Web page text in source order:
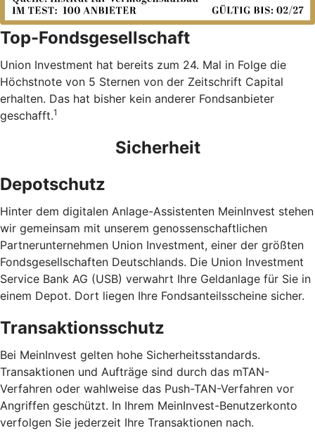
Top-Fondsgesellschaft
Union Investment hat bereits zum 24. Mal in Folge die
Höchstnote von 5 Sternen von der Zeitschrift Capital
erhalten. Das hat bisher kein anderer Fondsanbieter
geschafft.1
Sicherheit
Depotschutz
Hinter dem digitalen Anlage-Assistenten MeinInvest stehen
wir gemeinsam mit unserem genossenschaftlichen
Partnerunternehmen Union Investment, einer der größten
Fondsgesellschaften Deutschlands. Die Union Investment
Service Bank AG (USB) verwahrt Ihre Geldanlage für Sie in
einem Depot. Dort liegen Ihre Fondsanteilsscheine sicher.
Transaktionsschutz
Bei MeinInvest gelten hohe Sicherheitsstandards.
Transaktionen und Aufträge sind durch das mTAN-
Verfahren oder wahlweise das Push-TAN-Verfahren vor
Angriffen geschützt. In Ihrem MeinInvest-Benutzerkonto
verfolgen Sie jederzeit Ihre Transaktionen nach.